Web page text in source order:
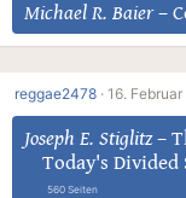
Michael R. Baier–
reggae2478 · 16. Februar
Joseph E. Stiglitz–
Today's Divided
560 Seiten